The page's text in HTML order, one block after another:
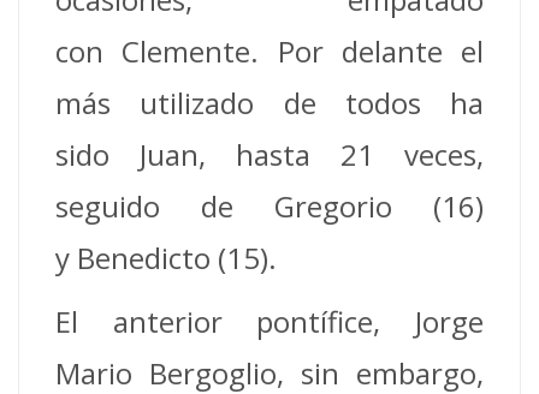
con Clemente. Por delante el
más utilizado de todos ha
sido Juan, hasta 21 veces,
seguido de Gregorio (16)
y Benedicto (15).
El anterior pontífice, Jorge
Mario Bergoglio, sin embargo,